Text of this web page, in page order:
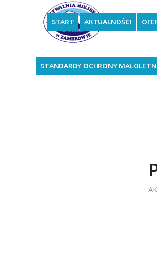
START AKTUALNOŚCI
STANDARDY OCHRONY